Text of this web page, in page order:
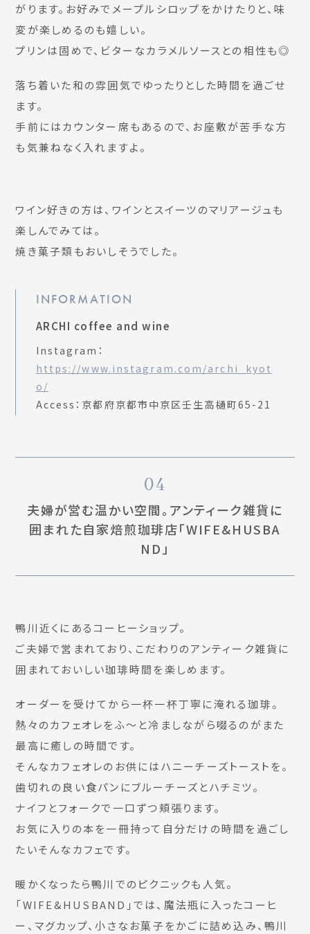
がります。お好みでメープルシロップをかけたりと、味
変が楽しめるのも嬉しい。
プリンは固めで、ビターなカラメルソースとの相性も◎
落ち着いた和の雰囲気でゆったりとした時間を過ごせ
ます。
手前にはカウンター席もあるので、お座敷が苦手な方
も気兼ねなく入れますよ。
ワイン好きの方は、ワインとスイーツのマリアージュも
楽しんでみては。
焼き菓子類もおいしそうでした。
INFORMATION
ARCHI coffee and wine
Instagram：
https://www.instagram.com/archi_kyot
o/
Access：京都府京都市中京区壬生高樋町65-21
04
夫婦が営む温かい空間。アンティーク雑貨に
囲まれた自家焙煎珈琲店「WIFE&HUSBA
ND」
鴨川近くにあるコーヒーショップ。
ご夫婦で営まれており、こだわりのアンティーク雑貨に
囲まれておいしい珈琲時間を楽しめます。
オーダーを受けてから一杯一杯丁寧に淹れる珈琲。
熱々のカフェオレをふ〜と冷ましながら啜るのがまた
最高に癒しの時間です。
そんなカフェオレのお供にはハニーチーズトーストを。
歯切れの良い食パンにブルーチーズとハチミツ。
ナイフとフォークで一口ずつ頬張ります。
お気に入りの本を一冊持って自分だけの時間を過ごし
たいそんなカフェです。
暖かくなったら鴨川でのピクニックも人気。
「WIFE&HUSBAND」では、魔法瓶に入ったコーヒ
ー、マグカップ、小さなお菓子をかごに詰め込み、鴨川